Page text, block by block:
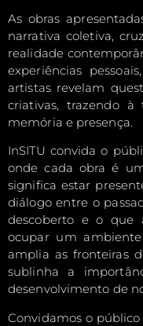
As obras
narrativa coletiva,
realidade
experiências
artistas revelam
criativas, trazendo à
memória e presença.
InSITU convida o
onde cada obra é
significa estar
diálogo entre o
descoberto e o que
ocupar um
amplia as fronteiras
sublinha a
desenvolvimento de
Convidamos o público